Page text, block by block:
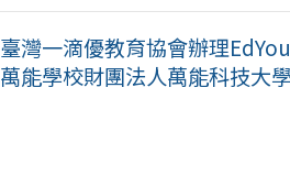
臺灣一滴優教育協會辦理
萬能學校財團法人萬能科技大